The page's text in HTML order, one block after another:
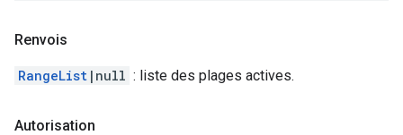
Renvois
RangeList |null : liste des plages actives.
Autorisation